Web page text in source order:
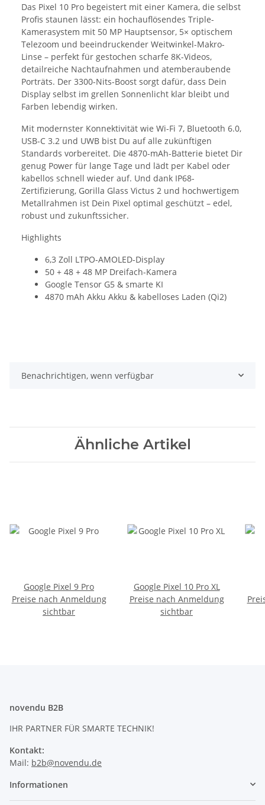
Das Pixel 10 Pro begeistert mit einer Kamera, die selbst
Profis staunen lässt: ein hochauflösendes Triple-
Kamerasystem mit 50 MP Hauptsensor, 5× optischem
Telezoom und beeindruckender Weitwinkel-Makro-
Linse – perfekt für gestochen scharfe 8K-Videos,
detailreiche Nachtaufnahmen und atemberaubende
Porträts. Der 3300-Nits-Boost sorgt dafür, dass Dein
Display selbst im grellen Sonnenlicht klar bleibt und
Farben lebendig wirken.
Mit modernster Konnektivität wie Wi-Fi 7, Bluetooth 6.0,
USB-C 3.2 und UWB bist Du auf alle zukünftigen
Standards vorbereitet. Die 4870-mAh-Batterie bietet Dir
genug Power für lange Tage und lädt per Kabel oder
kabellos schnell wieder auf. Und dank IP68-
Zertifizierung, Gorilla Glass Victus 2 und hochwertigem
Metallrahmen ist Dein Pixel optimal geschützt – edel,
robust und zukunftssicher.
Highlights
6,3 Zoll LTPO-AMOLED-Display
50 + 48 + 48 MP Dreifach-Kamera
Google Tensor G5 & smarte KI
4870 mAh Akku Akku & kabelloses Laden (Qi2)
Benachrichtigen, wenn verfügbar
Ähnliche Artikel
Google Pixel 9 Pro
Preise nach Anmeldung
sichtbar
Google Pixel 10 Pro XL
Preise nach Anmeldung
sichtbar
novendu B2B
IHR PARTNER FÜR SMARTE TECHNIK!
Kontakt:
Mail: b2b@novendu.de
Informationen